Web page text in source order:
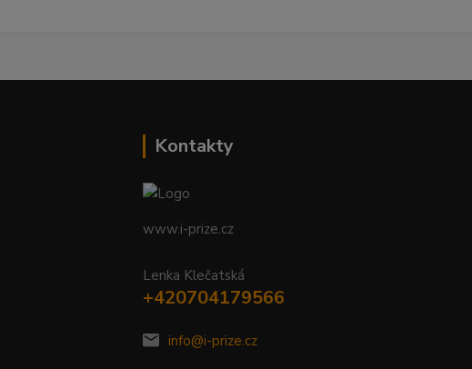
Kontakty
www.i-prize.cz
Lenka Klečatská
+420704179566
info@i-prize.cz